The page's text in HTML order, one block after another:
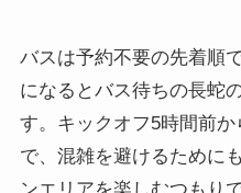
バスは予約不要の先着順
になるとバス待ちの長蛇
す。キックオフ5時間前
で、混雑を避けるために